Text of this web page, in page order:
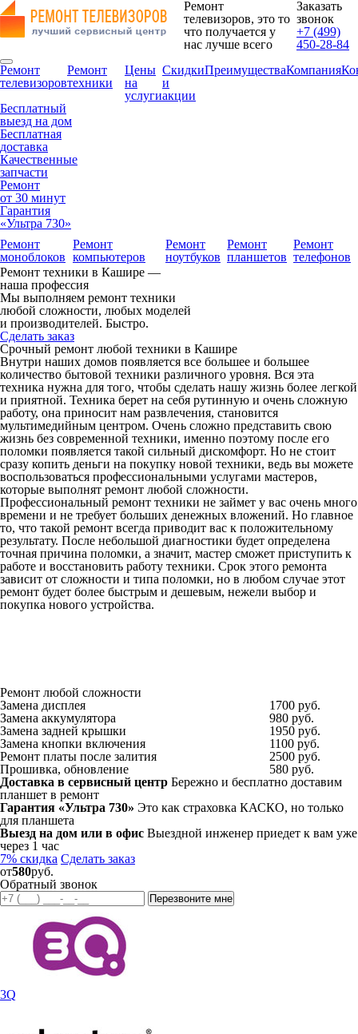
Ремонт
телевизоров, это то
что получается у
нас лучше всего
Заказать
звонок
+7 (499)
450-28-84
Ремонт
телевизоров
Ремонт
техники
Цены
на
услуги
Скидки
и
акции
ПреимуществаКомпания
Бесплатный
выезд на дом
Бесплатная
доставка
Качественные
запчасти
Ремонт
от 30 минут
Гарантия
«Ультра 730»
Ремонт
моноблоков
Ремонт
компьютеров
Ремонт
ноутбуков
Ремонт
планшетов
Ремонт
телефонов
Ремонт техники в Кашире —
наша профессия
Мы выполняем ремонт техники
любой сложности, любых моделей
и производителей. Быстро.
Сделать заказ
Срочный ремонт любой техники в Кашире
Внутри наших домов появляется все большее и большее
количество бытовой техники различного уровня. Вся эта
техника нужна для того, чтобы сделать нашу жизнь более легкой
и приятной. Техника берет на себя рутинную и очень сложную
работу, она приносит нам развлечения, становится
мультимедийным центром. Очень сложно представить свою
жизнь без современной техники, именно поэтому после его
поломки появляется такой сильный дискомфорт. Но не стоит
сразу копить деньги на покупку новой техники, ведь вы можете
воспользоваться профессиональными услугами мастеров,
которые выполнят ремонт любой сложности.
Профессиональный ремонт техники не займет у вас очень много
времени и не требует больших денежных вложений. Но главное
то, что такой ремонт всегда приводит вас к положительному
результату. После небольшой диагностики будет определена
точная причина поломки, а значит, мастер сможет приступить к
работе и восстановить работу техники. Срок этого ремонта
зависит от сложности и типа поломки, но в любом случае этот
ремонт будет более быстрым и дешевым, нежели выбор и
покупка нового устройства.
Ремонт любой сложности
Замена дисплея
1700 руб.
Замена аккумулятора
980 руб.
Замена задней крышки
1950 руб.
Замена кнопки включения
1100 руб.
Ремонт платы после залития
2500 руб.
Прошивка, обновление
580 руб.
Доставка в сервисный центр Бережно и бесплатно доставим
планшет в ремонт
Гарантия «Ультра 730» Это как страховка КАСКО, но только
для планшета
Выезд на дом или в офис Выездной инженер приедет к вам уже
через 1 час
7% скидка Сделать заказ
от580руб.
Обратный звонок
3Q